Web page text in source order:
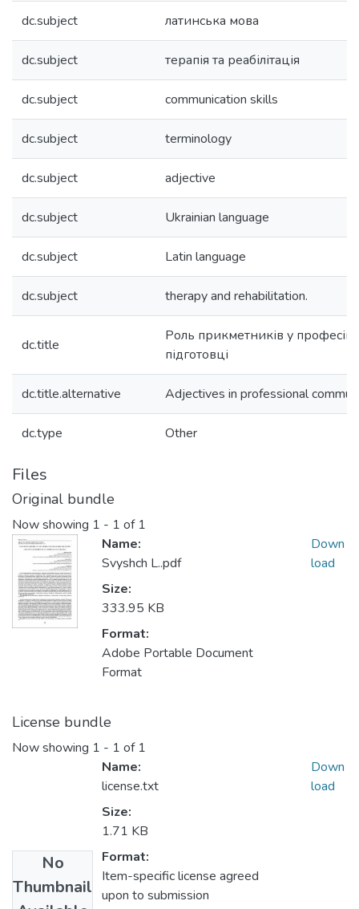
dc.subject латинська мова
dc.subject терапія та реабілітація
dc.subject communication skills
dc.subject terminology
dc.subject adjective
dc.subject Ukrainian language
dc.subject Latin language
dc.subject therapy and rehabilitation.
dc.title
Роль прикметників у
підготовці
dc.title.alternative Аdjectives in professional
dc.type Other
Files
Original bundle
Now showing 1 - 1 of 1
Name:
Svyshch L..pdf
Size:
333.95 KB
Format:
Adobe Portable Document
Format
Down
load
License bundle
Now showing 1 - 1 of 1
No
Thumbnail
Name:
license.txt
Size:
1.71 KB
Format:
Item-specific license agreed
upon to submission
Down
load